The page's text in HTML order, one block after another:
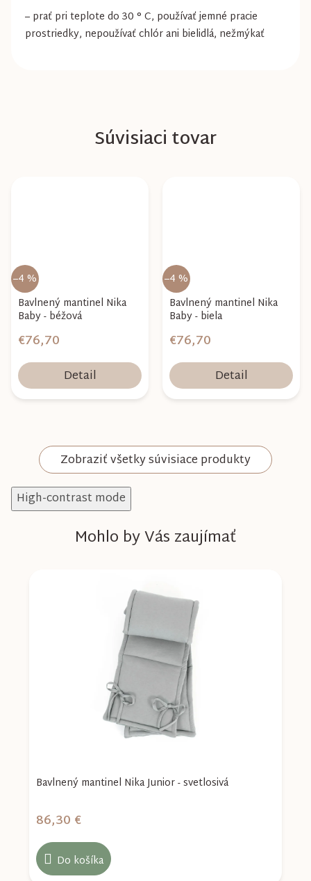
Súvisiaci tovar
–4 %
Bavlnený mantinel Nika
Baby - béžová
€76,70
Detail
–4 %
Bavlnený mantinel Nika
Baby - biela
€76,70
Detail
Zobraziť všetky súvisiace produkty
– prať pri teplote do 30 ° C, používať jemné pracie
prostriedky, nepoužívať chlór ani bielidlá, nežmýkať
High-contrast mode
Mohlo by Vás zaujímať
Bavlnený mantinel Nika Junior - svetlosivá
86,30 €
Do košíka